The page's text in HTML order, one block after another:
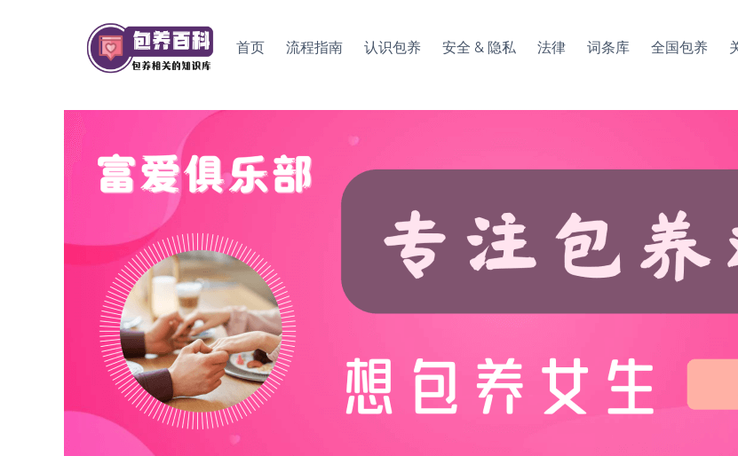
首页 流程指南 认识包养 安全 & 隐私 法律 词条库 全国包养